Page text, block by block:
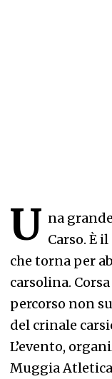
U na
Carso. È
che torna per
carsolina.
percorso non
del crinale
L’evento,
Muggia